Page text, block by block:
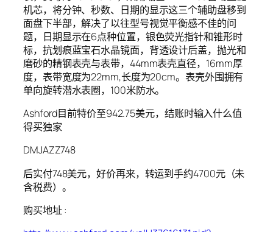
机芯，将分钟、秒数、日期的显示这三个辅助盘移到
面盘下半部，解决了以往型号视觉平衡感不佳的问
题，日期显示在6点种位置，银色荧光指针和锥形时
标，抗划痕蓝宝石水晶镜面，背透设计后盖，抛光和
磨砂的精钢表壳与表带，44mm表壳直径，16mm厚
度，表带宽度为22mm,长度为20cm。表壳外围拥有
单向旋转潜水表圈，100米防水。
Ashford目前特价至942.75美元，结账时输入什么值
得买独家
DMJAZZ748
后实付748美元，好价再来，转运到手约4700元（未
含税费）。
购买地址 :